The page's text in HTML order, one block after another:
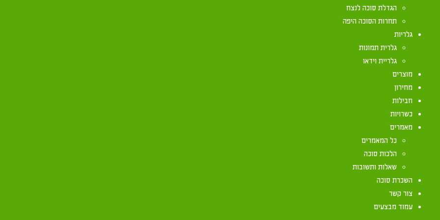
הגדלת סוכה לנצח
תחרות הסוכה היפה
גלריות
גלרית תמונות
גלריית וידאו
מוצרים
מחירון
חבילות
כשרויות
מאמרים
כל המאמרים
הלכות סוכה
שאלות ותשובות
השכרת סוכה
צור קשר
עמוד מבצעים
כביסה?
מותר לבנות סוכה תחת חבלי כביסה אפילו אם החבלים צפופים כך שאין ביניהם הפרשים של ג' טפחים. ואפילו תלו כביסה